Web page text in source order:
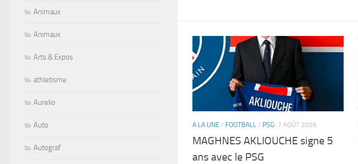
A LA UNE / FOOTBALL/ PSG 7 AOÛT 2026
MAGHNES AKLIOUCHE signe 5
ans avec le PSG
Animaux
Animaux
Arts & Expos
athletisme
Aurelio
Auto
Autograf